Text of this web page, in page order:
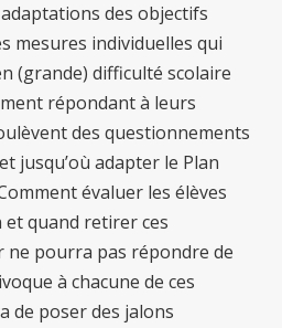
des objectifs
mesures individuelles qui
(grande) difficulté scolaire
répondant à leurs
des questionnements
jusqu’où adapter le Plan
évaluer les élèves
et quand retirer ces
ne pourra pas répondre de
à chacune de ces
de poser des jalons